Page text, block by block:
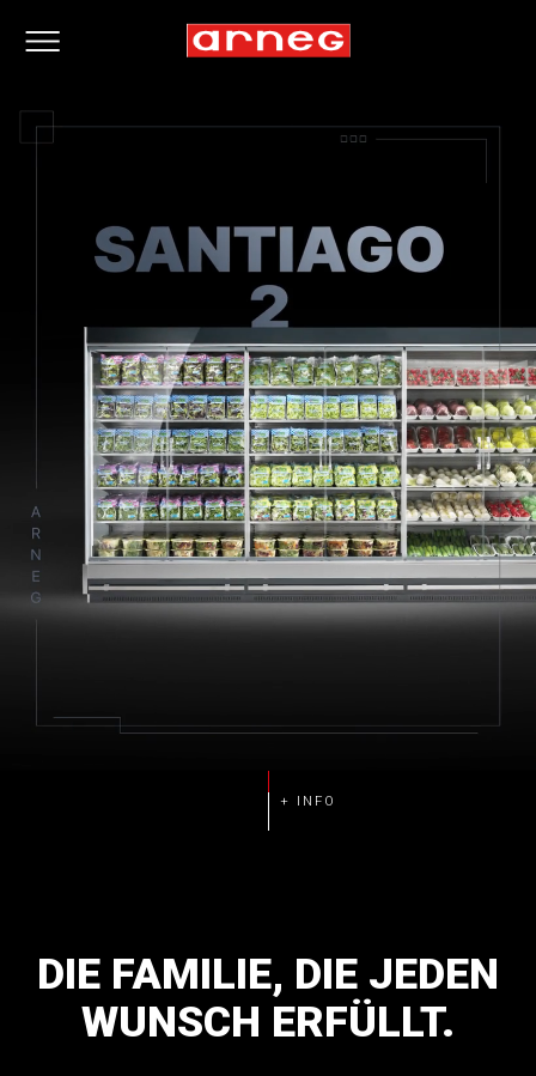
DIE FAMILIE, DIE JEDEN
WUNSCH ERFÜLLT.
Durchgehende Präsentation.
Maximale Personalisierung.
Große Auswahl an Regalen.
Maximale Sichtbarkeit der Produkte.